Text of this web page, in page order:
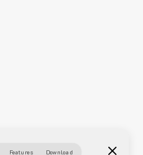
Features Download